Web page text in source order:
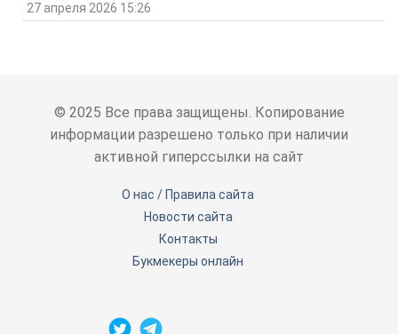
Гость
отв.
Гость 3 фев 2026, 04:47
27 апреля 2026 15:26
© 2025 Все права защищены. Копирование
информации разрешено только при наличии
активной гиперссылки на сайт
О нас / Правила сайта
Новости сайта
Контакты
Букмекеры онлайн